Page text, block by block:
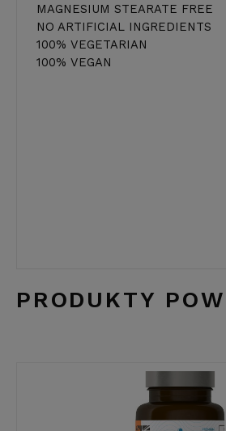
MAGNESIUM STEARATE FREE
NO ARTIFICIAL INGREDIENTS
100% VEGETARIAN
100% VEGAN
PRODUKTY